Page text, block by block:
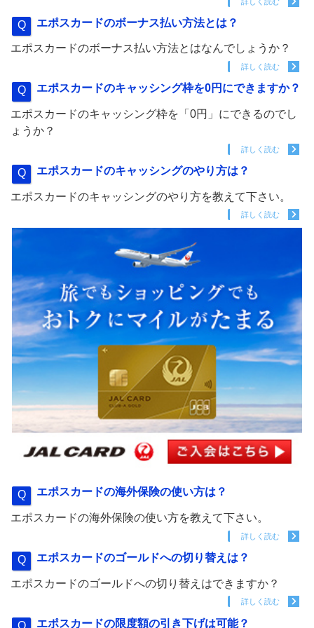
エポスカードのボーナス払い方法とは？
エポスカードのボーナス払い方法とはなんでしょうか？
詳しく読む
エポスカードのキャッシング枠を0円にできますか？
エポスカードのキャッシング枠を「0円」にできるのでし
ょうか？
詳しく読む
エポスカードのキャッシングのやり方は？
エポスカードのキャッシングのやり方を教えて下さい。
詳しく読む
エポスカードの海外保険の使い方は？
エポスカードの海外保険の使い方を教えて下さい。
詳しく読む
エポスカードのゴールドへの切り替えは？
エポスカードのゴールドへの切り替えはできますか？
詳しく読む
エポスカードの限度額の引き下げは可能？